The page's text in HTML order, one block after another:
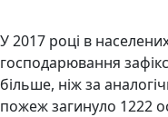
У 2017 році в
господарювання
більше, ніж за
пожеж загинуло 1222